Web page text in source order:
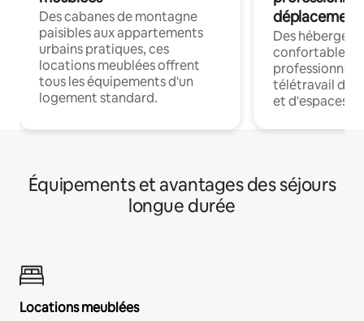
Des cabanes de montagne
paisibles aux appartements
urbains pratiques, ces
locations meublées offrent
tous les équipements d'un
logement standard.
déplacement
Des
confortables
professionnels
télétravail
et d'espaces
Équipements et avantages des séjours
longue durée
Locations meublées